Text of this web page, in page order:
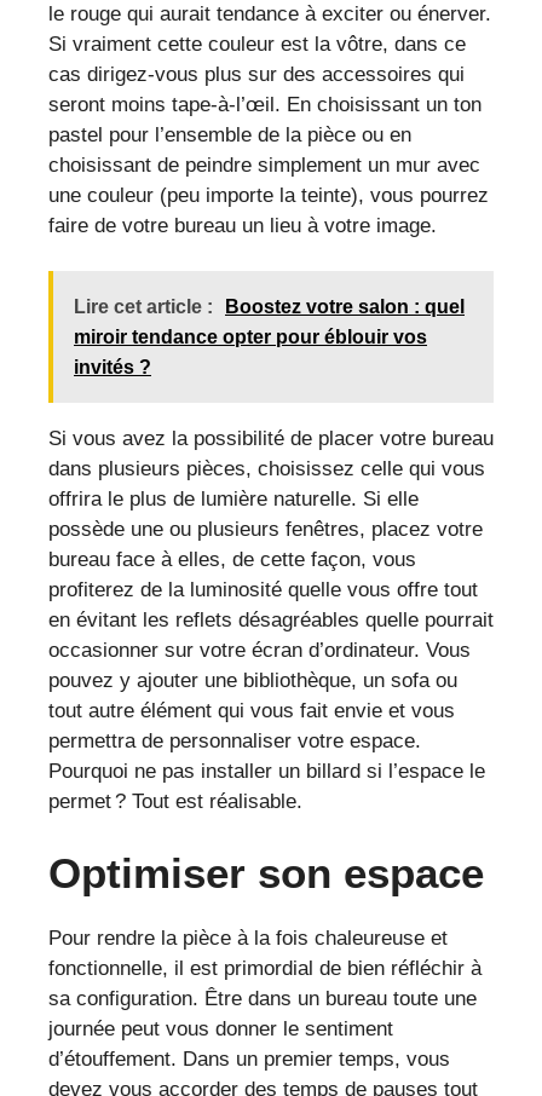
le rouge qui aurait tendance à exciter ou énerver.
Si vraiment cette couleur est la vôtre, dans ce
cas dirigez-vous plus sur des accessoires qui
seront moins tape-à-l’œil. En choisissant un ton
pastel pour l’ensemble de la pièce ou en
choisissant de peindre simplement un mur avec
une couleur (peu importe la teinte), vous pourrez
faire de votre bureau un lieu à votre image.
Lire cet article :
Boostez votre salon : quel
miroir tendance opter pour éblouir vos
invités ?
Si vous avez la possibilité de placer votre bureau
dans plusieurs pièces, choisissez celle qui vous
offrira le plus de lumière naturelle. Si elle
possède une ou plusieurs fenêtres, placez votre
bureau face à elles, de cette façon, vous
profiterez de la luminosité quelle vous offre tout
en évitant les reflets désagréables quelle pourrait
occasionner sur votre écran d’ordinateur. Vous
pouvez y ajouter une bibliothèque, un sofa ou
tout autre élément qui vous fait envie et vous
permettra de personnaliser votre espace.
Pourquoi ne pas installer un billard si l’espace le
permet ? Tout est réalisable.
Optimiser son espace
Pour rendre la pièce à la fois chaleureuse et
fonctionnelle, il est primordial de bien réfléchir à
sa configuration. Être dans un bureau toute une
journée peut vous donner le sentiment
d’étouffement. Dans un premier temps, vous
devez vous accorder des temps de pauses tout